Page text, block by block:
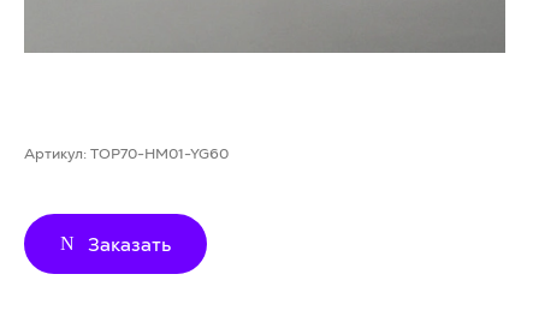
Артикул: TOP70-HM01-YG60
Заказать